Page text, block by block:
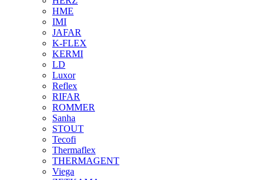
HME
IMI
JAFAR
K-FLEX
KERMI
LD
Luxor
Reflex
RIFAR
ROMMER
Sanha
STOUT
Tecofi
Thermaflex
THERMAGENT
Viega